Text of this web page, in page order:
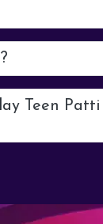
Teen Patti